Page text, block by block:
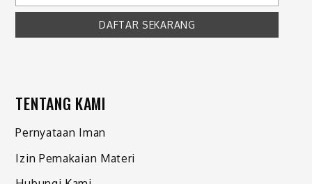
TENTANG KAMI
Pernyataan Iman
Izin Pemakaian Materi